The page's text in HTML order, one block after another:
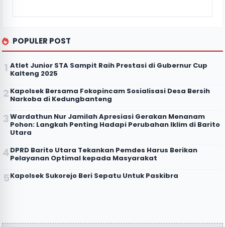
POPULER POST
Atlet Junior STA Sampit Raih Prestasi di Gubernur Cup
Kalteng 2025
Kapolsek Bersama Fokopincam Sosialisasi Desa Bersih
Narkoba di Kedungbanteng
Wardathun Nur Jamilah Apresiasi Gerakan Menanam
Pohon: Langkah Penting Hadapi Perubahan Iklim di Barito
Utara
DPRD Barito Utara Tekankan Pemdes Harus Berikan
Pelayanan Optimal kepada Masyarakat
Kapolsek Sukorejo Beri Sepatu Untuk Paskibra